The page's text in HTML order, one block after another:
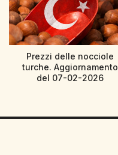
Prezzi delle nocciole
turche. Aggiornamento
del 07-02-2026